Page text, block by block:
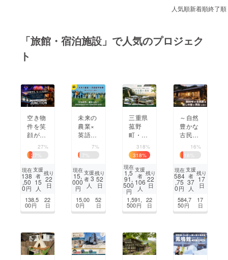
CAMPFIRE for Social GoodCAMPFIRE Creation
CAMPFIREふるさと納税
machi-yaコミュニティ
人気順新着順終了順
「旅館・宿泊施設」で人気のプロジェク
ト
空き物
件を笑
顔が集
まる場
所に！
沖縄市
の未来
をつく
る滞在
一緒に
育てま
27%
27
現在
138
,50
0円
支援
者
15
人
残り
22
日
138,5
00円
22
日
未来の
農業×
英語留
学！“生
きる
力”を
育てる
子ども
体験
プを徳
島から
7%
7
現在
15,
000
円
支援
者3
人
残り
52
日
15,00
0円
52
日
三重県
菰野
町・昭
和42年
設立の
レトロ
なホテ
ル「希
望荘」
を盛り
上げた
い！
318%
318%
現在
1,5
91,
500
円
支援
者
106
人
残り
22
日
1,591,
500円
22
日
～自然
豊かな
古民家
で、家
族や仲
間と心
ほどけ
るひと
ときを
16%
16
現在
584
,75
0円
支援
者
37
人
残り
17
日
584,7
50円
17
日